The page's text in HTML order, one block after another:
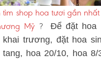
tìm shop hoa tươi gần
Mỹ ?Để đặt hoa
khai trương, đặt hoa
tang, hoa 20/10, hoa